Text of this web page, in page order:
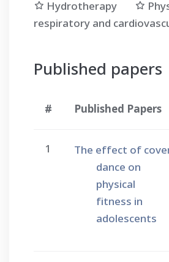
Hydrotherapy
respiratory and
Published papers
# Published Papers
1
The effect of
dance on
physical
fitness in
adolescents